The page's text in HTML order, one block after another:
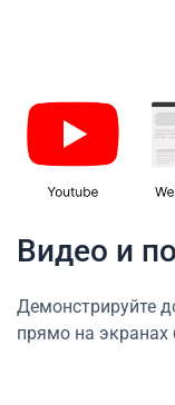
Видео и
Демонстрируйте
прямо на